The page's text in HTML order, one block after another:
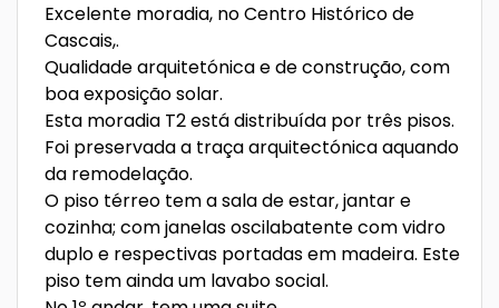
Excelente moradia, no Centro Histórico de
Cascais,.
Qualidade arquitetónica e de construção, com
boa exposição solar.
Esta moradia T2 está distribuída por três pisos.
Foi preservada a traça arquitectónica aquando
da remodelação.
O piso térreo tem a sala de estar, jantar e
cozinha; com janelas oscilabatente com vidro
duplo e respectivas portadas em madeira. Este
piso tem ainda um lavabo social.